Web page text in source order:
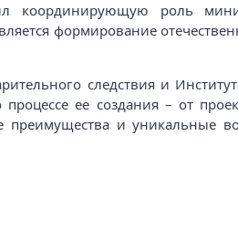
роль
формирование
следствия и
ее создания – от
преимущества и уникальные